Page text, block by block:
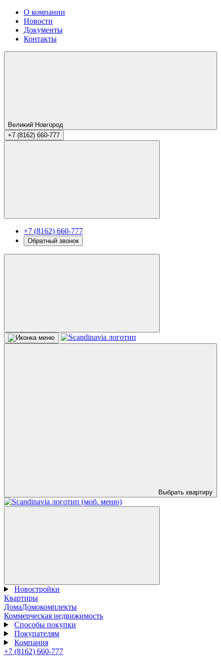
О компании
Новости
Документы
Контакты
Великий Новгород
+7 (8162) 660-777
+7 (8162) 660-777
Обратный звонок
Выбрать квартиру
Новостройки
Квартиры
ДомаДомокомплекты
Коммерческая недвижимость
Способы покупки
Покупателям
Компания
+7 (8162) 660-777